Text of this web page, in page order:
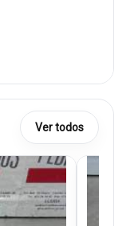
Ver todos